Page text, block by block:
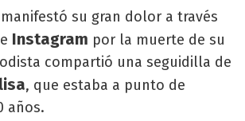
su gran dolor a través
Instagram por la muerte de su
compartió una seguidilla de
, que estaba a punto de
años.